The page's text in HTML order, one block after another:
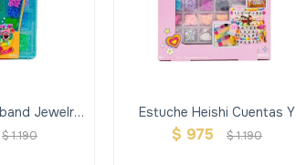
Jewelry
$1.190
Estuche Heishi Cuentas Y
Dijes
$ 975 $1.190